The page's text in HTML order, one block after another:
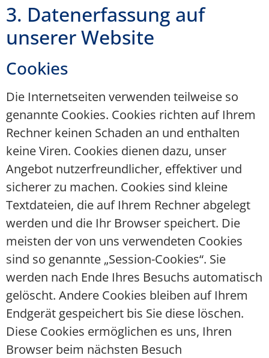
3. Datenerfassung auf
unserer Website
Cookies
Die Internetseiten verwenden teilweise so
genannte Cookies. Cookies richten auf Ihrem
Rechner keinen Schaden an und enthalten
keine Viren. Cookies dienen dazu, unser
Angebot nutzerfreundlicher, effektiver und
sicherer zu machen. Cookies sind kleine
Textdateien, die auf Ihrem Rechner abgelegt
werden und die Ihr Browser speichert. Die
meisten der von uns verwendeten Cookies
sind so genannte „Session-Cookies“. Sie
werden nach Ende Ihres Besuchs automatisch
gelöscht. Andere Cookies bleiben auf Ihrem
Endgerät gespeichert bis Sie diese löschen.
Diese Cookies ermöglichen es uns, Ihren
Browser beim nächsten Besuch